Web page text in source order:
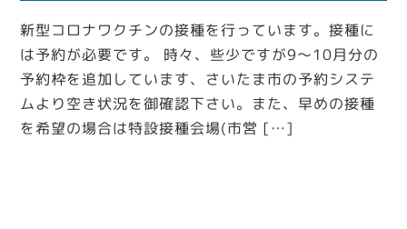
新型コロナワクチンの接種を行っています。接種に
は予約が必要です。 時々、些少ですが9～10月分の
予約枠を追加しています、さいたま市の予約システ
ムより空き状況を御確認下さい。また、早めの接種
を希望の場合は特設接種会場(市営 […]